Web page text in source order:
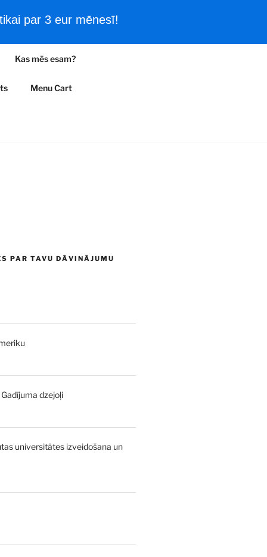
par 3 eur mēnesī!
Filmas un vēsturiski kadri
Kas mēs esam?
Menu Cart
PAR TAVU DĀVINĀJUMU
dzejoļi
€.
universitātes izveidošana un